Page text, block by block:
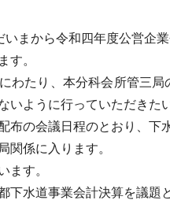
まから令和四年度公営企業
す。
わたり、本分科会所管三局
いように行っていただきた
の会議日程のとおり、下
係に入ります。
ます。
水道事業会計決算を議題